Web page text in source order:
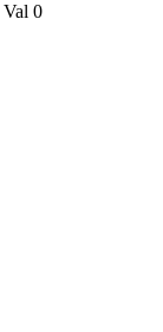
Val 0